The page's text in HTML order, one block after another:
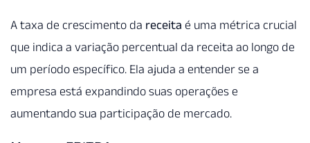
A taxa de crescimento da receita é uma métrica crucial
que indica a variação percentual da receita ao longo de
um período específico. Ela ajuda a entender se a
empresa está expandindo suas operações e
aumentando sua participação de mercado.